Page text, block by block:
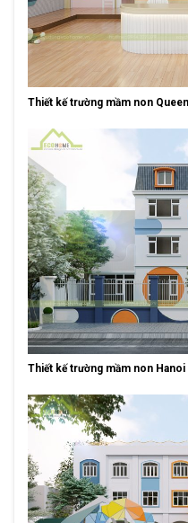
Thiết kế trường mầm non
Thiết kế trường mầm non